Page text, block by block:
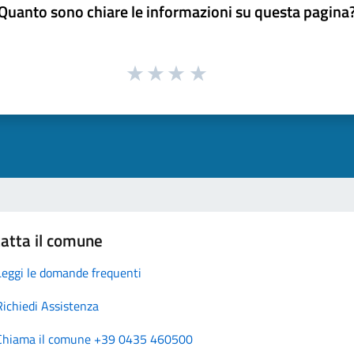
sono chiare le informazioni su questa
il comune
le domande frequenti
Assistenza
il comune +39 0435 460500